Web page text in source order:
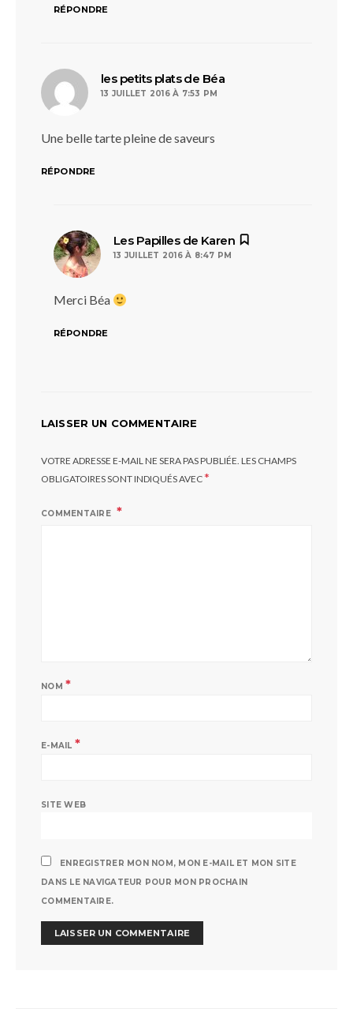
RÉPONDRE
les petits plats de Béa
13 JUILLET 2016 À 7:53 PM
Une belle tarte pleine de saveurs
RÉPONDRE
Les Papilles de Karen
13 JUILLET 2016 À 8:47 PM
Merci Béa
RÉPONDRE
LAISSER UN COMMENTAIRE
VOTRE ADRESSE E-MAIL NE SERA PAS PUBLIÉE. LES CHAMPS
OBLIGATOIRES SONT INDIQUÉS AVEC*
COMMENTAIRE
NOM *
E-MAIL *
SITE WEB
ENREGISTRER MON NOM, MON E-MAIL ET MON SITE
DANS LE NAVIGATEUR POUR MON PROCHAIN
COMMENTAIRE.